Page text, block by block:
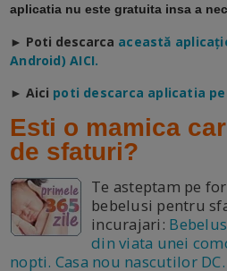
aplicatia nu este gratuita insa a
► Poti descarca această
Android) AICI.
► Aici poti descarca aplicatia
Esti o mamica
de sfaturi?
Te asteptam pe
bebelusi pentru
incurajari:
din viata unei
nopti. Casa nou nascutilor